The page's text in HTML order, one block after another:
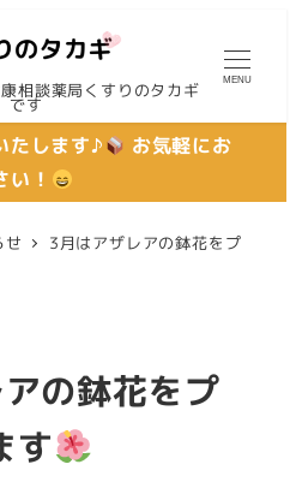
相談薬局くすりのタカギ
です
MENU
たします♪
お気軽にお
！
せ
3月はアザレアの鉢花をプ
の鉢花をプ
す